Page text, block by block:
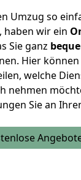
Umzug so
haben wir ein
Sie ganz
Hier
welche
nehmen
Sie an